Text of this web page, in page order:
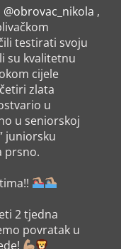
@obrovac_nikola ,
testirati svoju
su kvalitetnu
cijele
zlata
u
u seniorskoj
juniorsku
prsno.
2 tjedna
povratak u